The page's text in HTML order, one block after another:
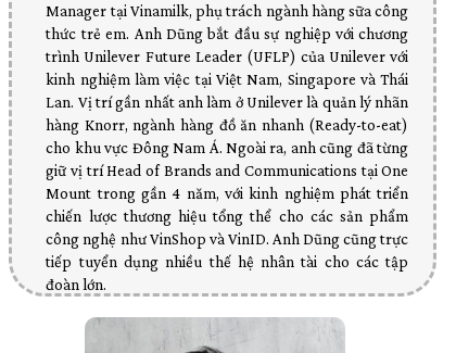
Manager tại Vinamilk, phụ trách ngành hàng sữa công
thức trẻ em. Anh Dũng bắt đầu sự nghiệp với chương
trình Unilever Future Leader (UFLP) của Unilever với
kinh nghiệm làm việc tại Việt Nam, Singapore và Thái
Lan. Vị trí gần nhất anh làm ở Unilever là quản lý nhãn
hàng Knorr, ngành hàng đồ ăn nhanh (Ready-to-eat)
cho khu vực Đông Nam Á. Ngoài ra, anh cũng đã từng
giữ vị trí Head of Brands and Communications tại One
Mount trong gần 4 năm, với kinh nghiệm phát triển
chiến lược thương hiệu tổng thể cho các sản phẩm
công nghệ như VinShop và VinID. Anh Dũng cũng trực
tiếp tuyển dụng nhiều thế hệ nhân tài cho các tập
đoàn lớn.